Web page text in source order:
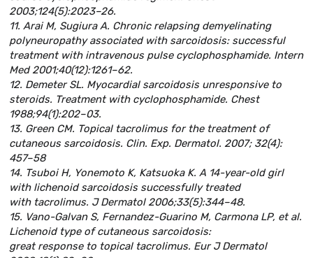
2003;124(5):2023–26.
11. Arai M, Sugiura A. Chronic relapsing demyelinating
polyneuropathy associated with sarcoidosis: successful
treatment with intravenous pulse cyclophosphamide. Intern
Med 2001;40(12):1261–62.
12. Demeter SL. Myocardial sarcoidosis unresponsive to
steroids. Treatment with cyclophosphamide. Chest
1988;94(1):202–03.
13. Green CM. Topical tacrolimus for the treatment of
cutaneous sarcoidosis. Clin. Exp. Dermatol. 2007; 32(4):
457–58
14. Tsuboi H, Yonemoto K, Katsuoka K. A 14-year-old girl
with lichenoid sarcoidosis successfully treated
with tacrolimus. J Dermatol 2006;33(5):344–48.
15. Vano-Galvan S, Fernandez-Guarino M, Carmona LP, et al.
Lichenoid type of cutaneous sarcoidosis:
great response to topical tacrolimus. Eur J Dermatol